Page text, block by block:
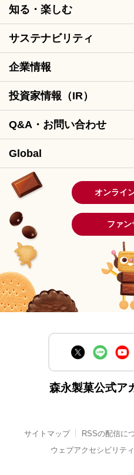
知る・楽しむ
サステナビリティ
企業情報
投資家情報（IR）
Q&A・お問い合わせ
Global
オンライ
ファン
森永製菓公式ア
サイトマップ RSSの配信に
ウェブアクセシビリティ